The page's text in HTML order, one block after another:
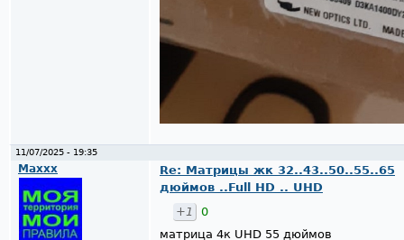
11/07/2025 - 19:35
Maxxx
Re: Матрицы жк 32..43..50..55..65
дюймов ..Full HD .. UHD
+1
0
матрица 4к UHD 55 дюймов